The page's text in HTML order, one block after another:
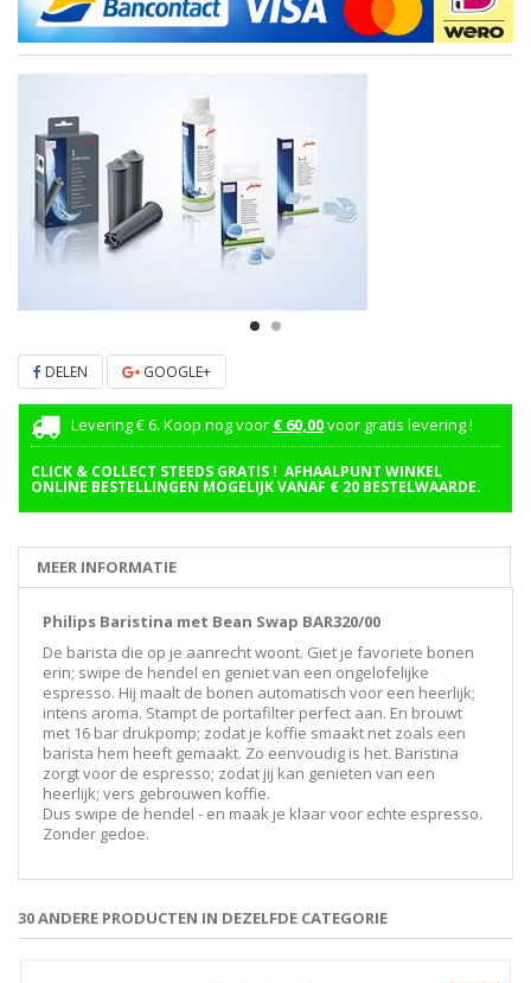
DELEN GOOGLE+
Levering € 6. Koop nog voor € 60,00voor gratis levering !
CLICK & COLLECT STEEDS GRATIS ! AFHAALPUNT WINKEL
ONLINE BESTELLINGEN MOGELIJK VANAF € 20 BESTELWAARDE.
MEER INFORMATIE
Philips Baristina met Bean Swap BAR320/00
De barista die op je aanrecht woont. Giet je favoriete bonen
erin; swipe de hendel en geniet van een ongelofelijke
espresso. Hij maalt de bonen automatisch voor een heerlijk;
intens aroma. Stampt de portafilter perfect aan. En brouwt
met 16 bar drukpomp; zodat je koffie smaakt net zoals een
barista hem heeft gemaakt. Zo eenvoudig is het. Baristina
zorgt voor de espresso; zodat jij kan genieten van een
heerlijk; vers gebrouwen koffie.
Dus swipe de hendel - en maak je klaar voor echte espresso.
Zonder gedoe.
30 ANDERE PRODUCTEN IN DEZELFDE CATEGORIE